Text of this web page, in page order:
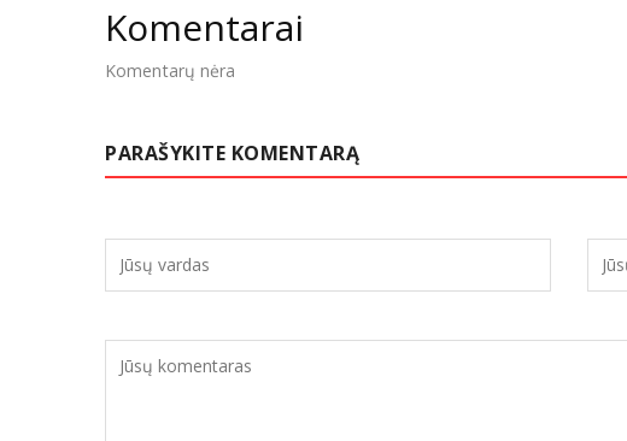
Komentarai
Komentarų nėra
PARAŠYKITE KOMENTARĄ